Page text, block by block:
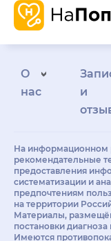
О
нас
и
На информационном
рекомендательные
предоставления
систематизации и
предпочтениям
на территории
Материалы,
постановки
Имеются